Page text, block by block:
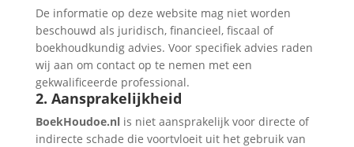
De informatie op deze website mag niet worden
beschouwd als juridisch, financieel, fiscaal of
boekhoudkundig advies. Voor specifiek advies raden
wij aan om contact op te nemen met een
gekwalificeerde professional.
2. Aansprakelijkheid
BoekHoudoe.nlis niet aansprakelijk voor directe of
indirecte schade die voortvloeit uit het gebruik van